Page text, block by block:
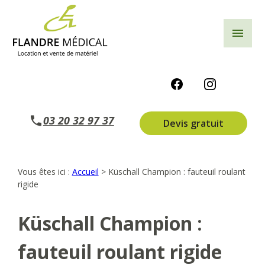
menu
03 20 32 97 37 Devis gratuit
Vous êtes ici : Accueil > Küschall Champion : fauteuil roulant
rigide
Küschall Champion :
fauteuil roulant rigide
Panneau de gestion des cookies